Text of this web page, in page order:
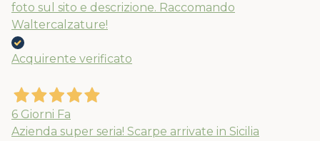
foto sul sito e descrizione. Raccomando
Waltercalzature!
Acquirente verificato
6 Giorni Fa
Azienda super seria! Scarpe arrivate in Sicilia